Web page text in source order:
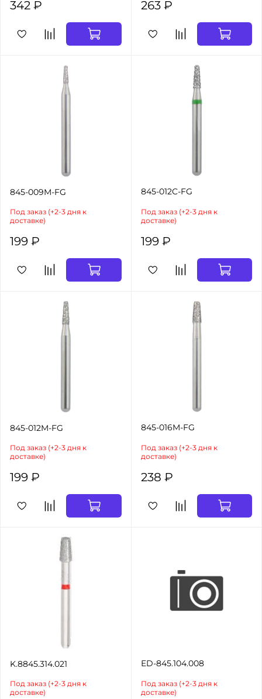
342 ₽ 263 ₽
845-009M-FG
Под заказ (+2-3 дня к
доставке)
199 ₽
845-012C-FG
Под заказ (+2-3 дня к
доставке)
199 ₽
845-012M-FG
Под заказ (+2-3 дня к
доставке)
199 ₽
845-016M-FG
Под заказ (+2-3 дня к
доставке)
238 ₽
K.8845.314.021
Под заказ (+2-3 дня к
доставке)
ED-845.104.008
Под заказ (+2-3 дня к
доставке)